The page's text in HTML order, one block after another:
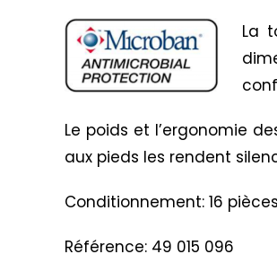
La
Le poids et l’ergonomie
aux pieds les rendent
Conditionnement: 16 pièces
Référence: 49 015 096